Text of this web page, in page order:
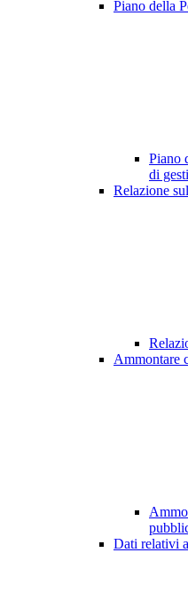
Piano della
Piano
di
Relazione
Ammontare
Dati relativi